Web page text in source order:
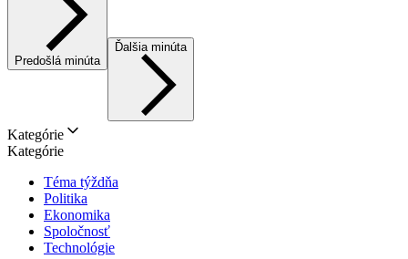
Predošlá minúta
Ďalšia minúta
Kategórie
Kategórie
Téma týždňa
Politika
Ekonomika
Spoločnosť
Technológie